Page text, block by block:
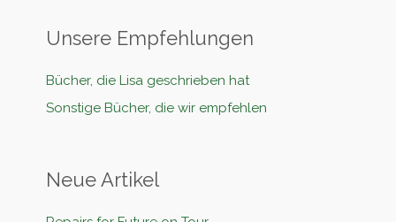
Unsere Empfehlungen
Bücher, die Lisa geschrieben hat
Sonstige Bücher, die wir empfehlen
Neue Artikel